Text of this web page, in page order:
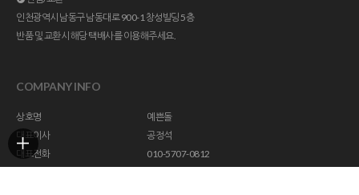
인천광역시 남동구 남동대로 900-1 창성빌딩 5층
반품 및 교환시 해당 택배사를 이용해주세요.
COMPANY INFO
상호명
예쁜돌
대표이사
공정석
대표전화
010-5707-0812